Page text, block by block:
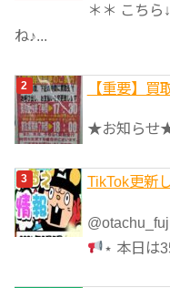
＊＊ こちら
ね♪...
【重要】買
★お知らせ
TikTok更新
⋆ 本日は